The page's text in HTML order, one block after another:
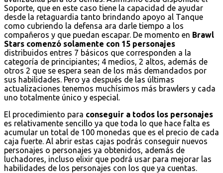
Soporte, que en este caso tiene la capacidad de ayudar
desde la retaguardia tanto brindando apoyo al Tanque
como cubriendo la defensa ara darle tiempo a los
compañeros y que puedan escapar. De momento en Brawl
Stars comenzó solamente con 15 personajes
distribuidos entres 7 básicos que corresponden a la
categoría de principiantes; 4 medios, 2 altos, además de
otros 2 que se espera sean de los más demandados por
sus habilidades. Pero ya después de las últimas
actualizaciones tenemos muchísimos más brawlers y cada
uno totalmente único y especial.
El procedimiento para conseguir a todos los personajes
es relativamente sencillo ya que toda lo que hace falta es
acumular un total de 100 monedas que es el precio de cada
caja fuerte. Al abrir estas cajas podrás conseguir nuevos
personajes o personajes ya obtenidos, además de
luchadores, incluso elixir que podrá usar para mejorar las
habilidades de los personajes con los que ya cuentas.